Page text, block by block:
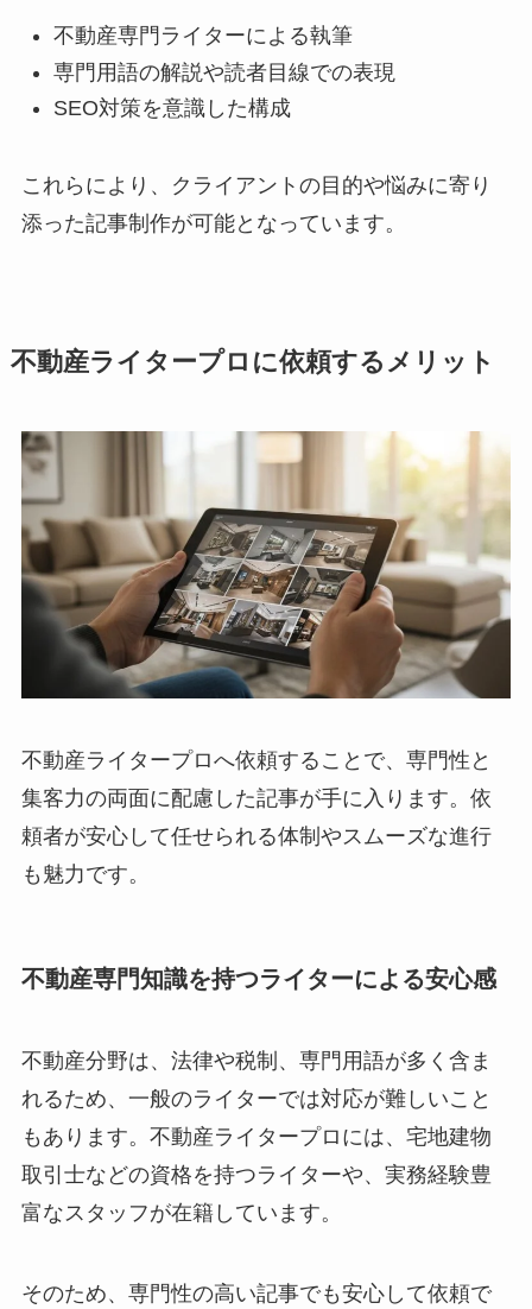
不動産専門ライターによる執筆
専門用語の解説や読者目線での表現
SEO対策を意識した構成
これらにより、クライアントの目的や悩みに寄り
添った記事制作が可能となっています。
不動産ライタープロに依頼するメリット
不動産ライタープロへ依頼することで、専門性と
集客力の両面に配慮した記事が手に入ります。依
頼者が安心して任せられる体制やスムーズな進行
も魅力です。
不動産専門知識を持つライターによる安心感
不動産分野は、法律や税制、専門用語が多く含ま
れるため、一般のライターでは対応が難しいこと
もあります。不動産ライタープロには、宅地建物
取引士などの資格を持つライターや、実務経験豊
富なスタッフが在籍しています。
そのため、専門性の高い記事でも安心して依頼で